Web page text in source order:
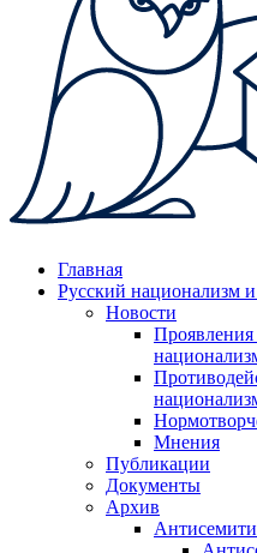
Главная
Русский национализм
Новости
Проявления
Мнения
Публикации
Документы
Архив